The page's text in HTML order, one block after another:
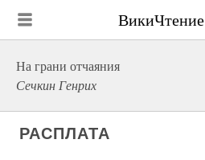
ВикиЧтение
На грани отчаяния
Сечкин Генрих
РАСПЛАТА